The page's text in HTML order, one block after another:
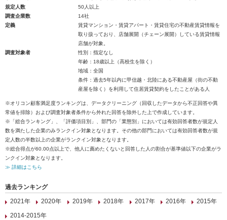
規定人数
50人以上
調査企業数
14社
定義
賃貸マンション・賃貸アパート・賃貸住宅の不動産賃貸情報を
取り扱っており、店舗展開（チェーン展開）している賃貸情報
店舗が対象。
調査対象者
性別：指定なし
年齢：18歳以上（高校生を除く）
地域：全国
条件：過去5年以内に甲信越・北陸にある不動産屋（街の不動
産屋を除く）を利用して住居賃貸契約をしたことがある人
※オリコン顧客満足度ランキングは、データクリーニング（回収したデータから不正回答や異
常値を排除）および調査対象者条件から外れた回答を除外した上で作成しています。
※「総合ランキング」、「評価項目別」、部門の「業態別」においては有効回答者数が規定人
数を満たした企業のみランクイン対象となります。その他の部門においては有効回答者数が規
定人数の半数以上の企業がランクイン対象となります。
※総合得点が60.00点以上で、他人に薦めたくないと回答した人の割合が基準値以下の企業がラ
ンクイン対象となります。
≫ 詳細はこちら
過去ランキング
2021年
2020年 2019年 2018年 2017年 2016年
2015年
2014-2015年